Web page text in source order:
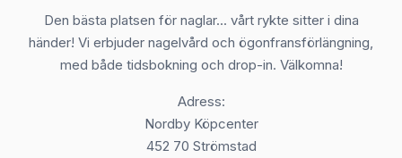
Den bästa platsen för naglar... vårt rykte sitter i dina
händer! Vi erbjuder nagelvård och ögonfransförlängning,
med både tidsbokning och drop-in. Välkomna!
Adress:
Nordby Köpcenter
452 70 Strömstad